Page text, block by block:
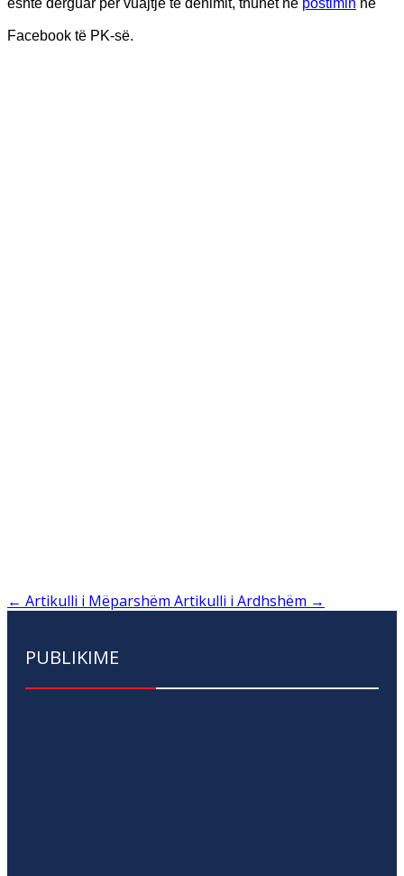
Facebook të PK-së.
← Artikulli i Mëparshëm Artikulli i Ardhshëm →
PUBLIKIME